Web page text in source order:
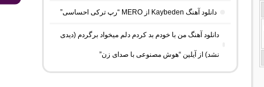
دانلود آهنگ Kaybeden از MERO “رپ ترکی احساسی”
دانلود آهنگ من با خودم بد کردم دلم میخواد برگردم (دیدی
نشد) از آیلین “هوش مصنوعی با صدای زن”